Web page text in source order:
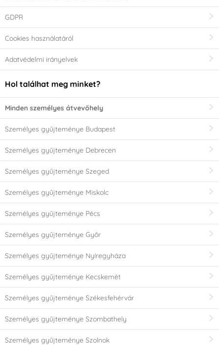
GDPR
Cookies használatáról
Adatvédelmi irányelvek
Hol találhat meg minket?
Minden személyes átvevőhely
Személyes gyűjteménye Budapest
Személyes gyűjteménye Debrecen
Személyes gyűjteménye Szeged
Személyes gyűjteménye Miskolc
Személyes gyűjteménye Pécs
Személyes gyűjteménye Győr
Személyes gyűjteménye Nyíregyháza
Személyes gyűjteménye Kecskemét
Személyes gyűjteménye Székesfehérvár
Személyes gyűjteménye Szombathely
Személyes gyűjteménye Szolnok